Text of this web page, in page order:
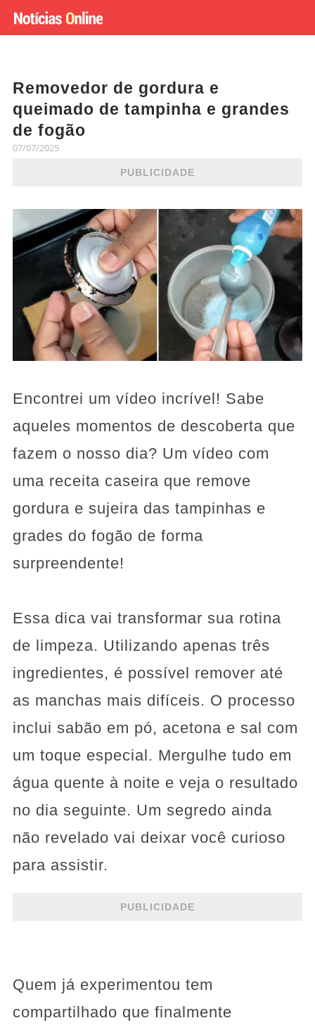
Removedor de gordura e
queimado de tampinha e grandes
de fogão
07/07/2025
PUBLICIDADE
Encontrei um vídeo incrível! Sabe
aqueles momentos de descoberta que
fazem o nosso dia? Um vídeo com
uma receita caseira que remove
gordura e sujeira das tampinhas e
grades do fogão de forma
surpreendente!
Essa dica vai transformar sua rotina
de limpeza. Utilizando apenas três
ingredientes, é possível remover até
as manchas mais difíceis. O processo
inclui sabão em pó, acetona e sal com
um toque especial. Mergulhe tudo em
água quente à noite e veja o resultado
no dia seguinte. Um segredo ainda
não revelado vai deixar você curioso
para assistir.
PUBLICIDADE
Quem já experimentou tem
compartilhado que finalmente